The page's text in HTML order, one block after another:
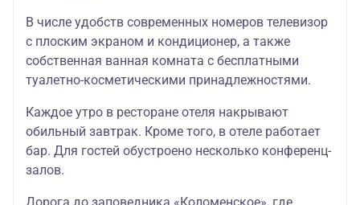
В числе удобств современных номеров телевизор
с плоским экраном и кондиционер, а также
собственная ванная комната с бесплатными
туалетно-косметическими принадлежностями.
Каждое утро в ресторане отеля накрывают
обильный завтрак. Кроме того, в отеле работает
бар. Для гостей обустроено несколько конференц-
залов.